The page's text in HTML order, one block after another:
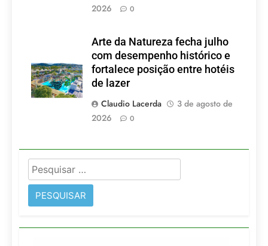
2026
0
Arte da Natureza fecha julho
com desempenho histórico e
fortalece posição entre hotéis
de lazer
Claudio Lacerda
3 de agosto de
2026
0
Pesquisar
por: